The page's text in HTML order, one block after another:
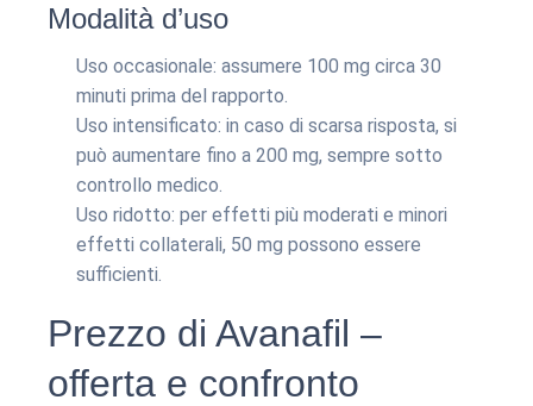
Modalità d’uso
Uso occasionale: assumere 100 mg circa 30
minuti prima del rapporto.
Uso intensificato: in caso di scarsa risposta, si
può aumentare fino a 200 mg, sempre sotto
controllo medico.
Uso ridotto: per effetti più moderati e minori
effetti collaterali, 50 mg possono essere
sufficienti.
Prezzo di Avanafil –
offerta e confronto